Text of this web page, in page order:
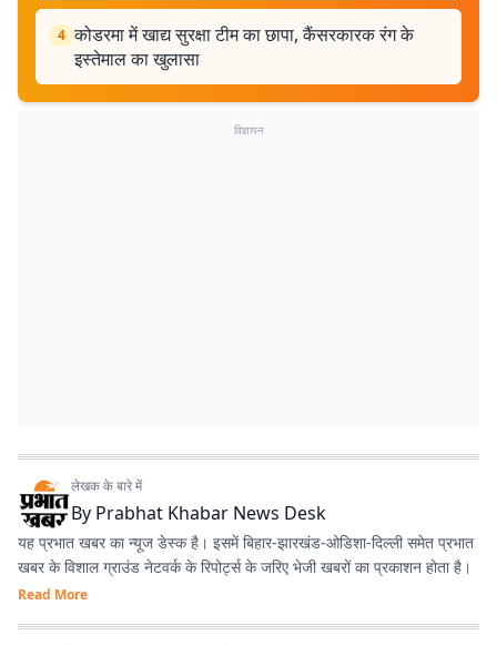
4 कोडरमा में खाद्य सुरक्षा टीम का छापा, कैंसरकारक रंग के
इस्तेमाल का खुलासा
विज्ञापन
लेखक के बारे में
By Prabhat Khabar News Desk
यह प्रभात खबर का न्यूज डेस्क है। इसमें बिहार-झारखंड-ओडिशा-दिल्‍ली समेत प्रभात
खबर के विशाल ग्राउंड नेटवर्क के रिपोर्ट्स के जरिए भेजी खबरों का प्रकाशन होता है।
Read More